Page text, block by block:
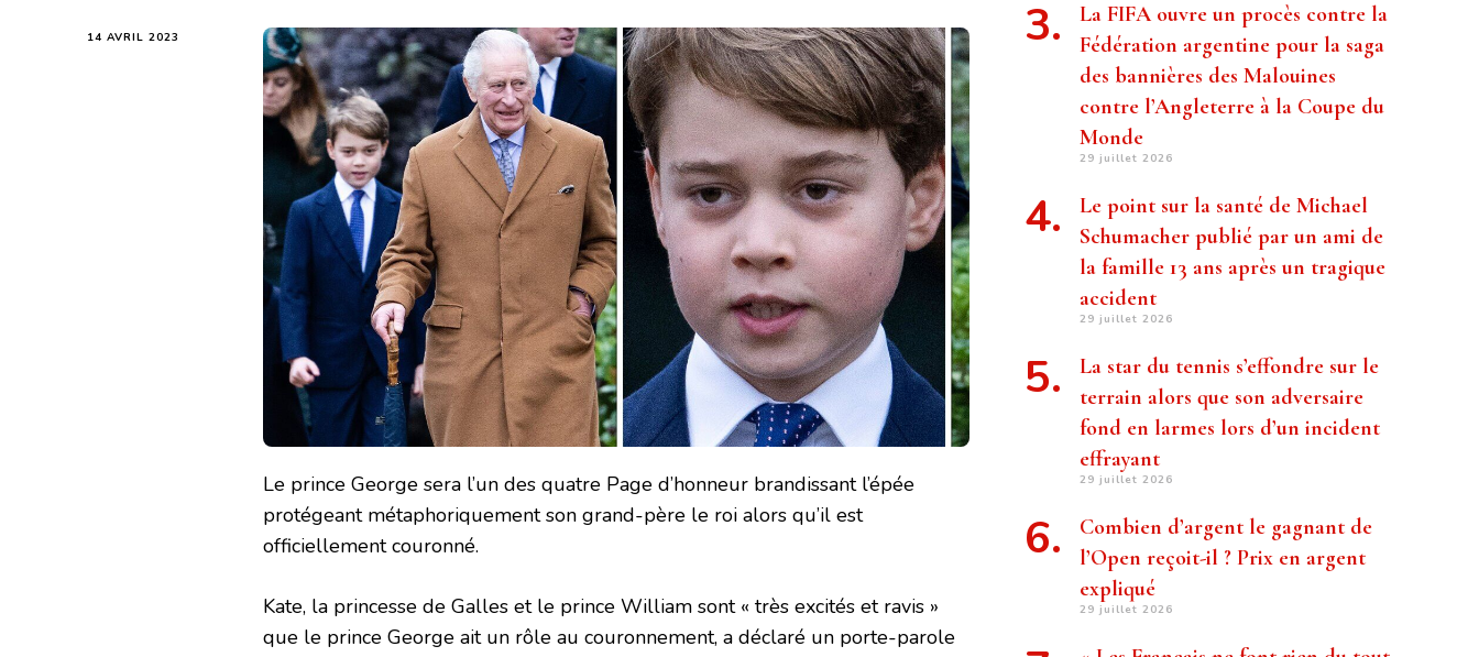
14 AVRIL 2023
Le prince George sera l’un des quatre Page d’honneur brandissant l’épée
protégeant métaphoriquement son grand-père le roi alors qu’il est
officiellement couronné.
Kate, la princesse de Galles et le prince William sont « très excités et ravis »
que le prince George ait un rôle au couronnement, a déclaré un porte-parole
La FIFA ouvre un procès contre la
Fédération argentine pour la saga
des bannières des Malouines
contre l’Angleterre à la Coupe du
Monde
29 juillet 2026
Le point sur la santé de Michael
Schumacher publié par un ami de
la famille 13 ans après un tragique
accident
29 juillet 2026
La star du tennis s’effondre sur le
terrain alors que son adversaire
fond en larmes lors d’un incident
effrayant
29 juillet 2026
Combien d’argent le gagnant de
l’Open reçoit-il ? Prix ​​en argent
expliqué
29 juillet 2026